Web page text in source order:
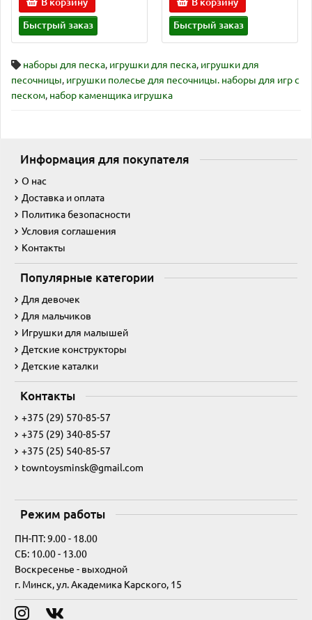
Быстрый заказ Быстрый заказ
наборы для песка, игрушки для песка, игрушки для
песочницы, игрушки полесье для песочницы. наборы для игр с
песком, набор каменщика игрушка
Информация для покупателя
О нас
Доставка и оплата
Политика безопасности
Условия соглашения
Контакты
Популярные категории
Для девочек
Для мальчиков
Игрушки для малышей
Детские конструкторы
Детские каталки
Контакты
+375 (29) 570-85-57
+375 (29) 340-85-57
+375 (25) 540-85-57
towntoysminsk@gmail.com
Режим работы
ПН-ПТ: 9.00 - 18.00
СБ: 10.00 - 13.00
Воскресенье - выходной
г. Минск, ул. Академика Карского, 15